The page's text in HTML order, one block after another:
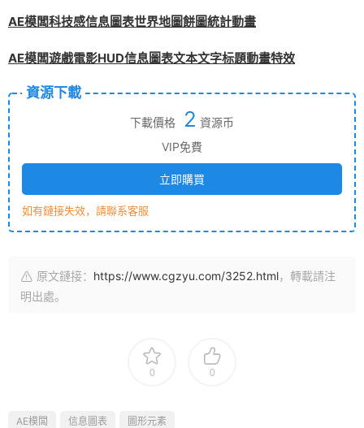
AE模闆科技感信息圖表世界地圖餅圖統計動畫
AE模闆遊戲電影HUD信息圖表文本文字标題動畫特效
資源下載
下載價格 2 資源币
VIP免費
立即購買
如有鏈接失效，請聯系客服
原文鏈接： https://www.cgzyu.com/3252.html，轉載請注
明出處。
0 0
AE模闆 信息圖表 圖形元素